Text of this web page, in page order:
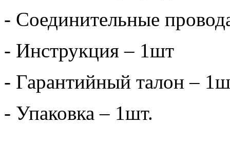
- Соединительные
- Инструкция – 1шт
- Гарантийный талон –
- Упаковка – 1шт.